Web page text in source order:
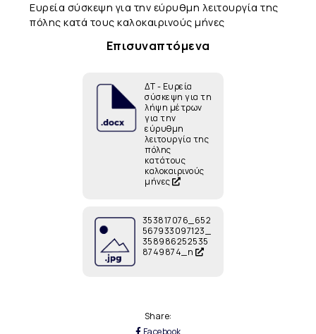
Ευρεία σύσκεψη για την εύρυθμη λειτουργία της
πόλης κατά τους καλοκαιρινούς μήνες
Επισυναπτόμενα
ΔΤ - Ευρεία
σύσκεψη για τη
λήψη μέτρων
για την
εύρυθμη
λειτουργία της
πόλης
κατάτους
καλοκαιρινούς
μήνες
353817076_652
567933097123_
358986252535
8749874_n
Share:
Facebook